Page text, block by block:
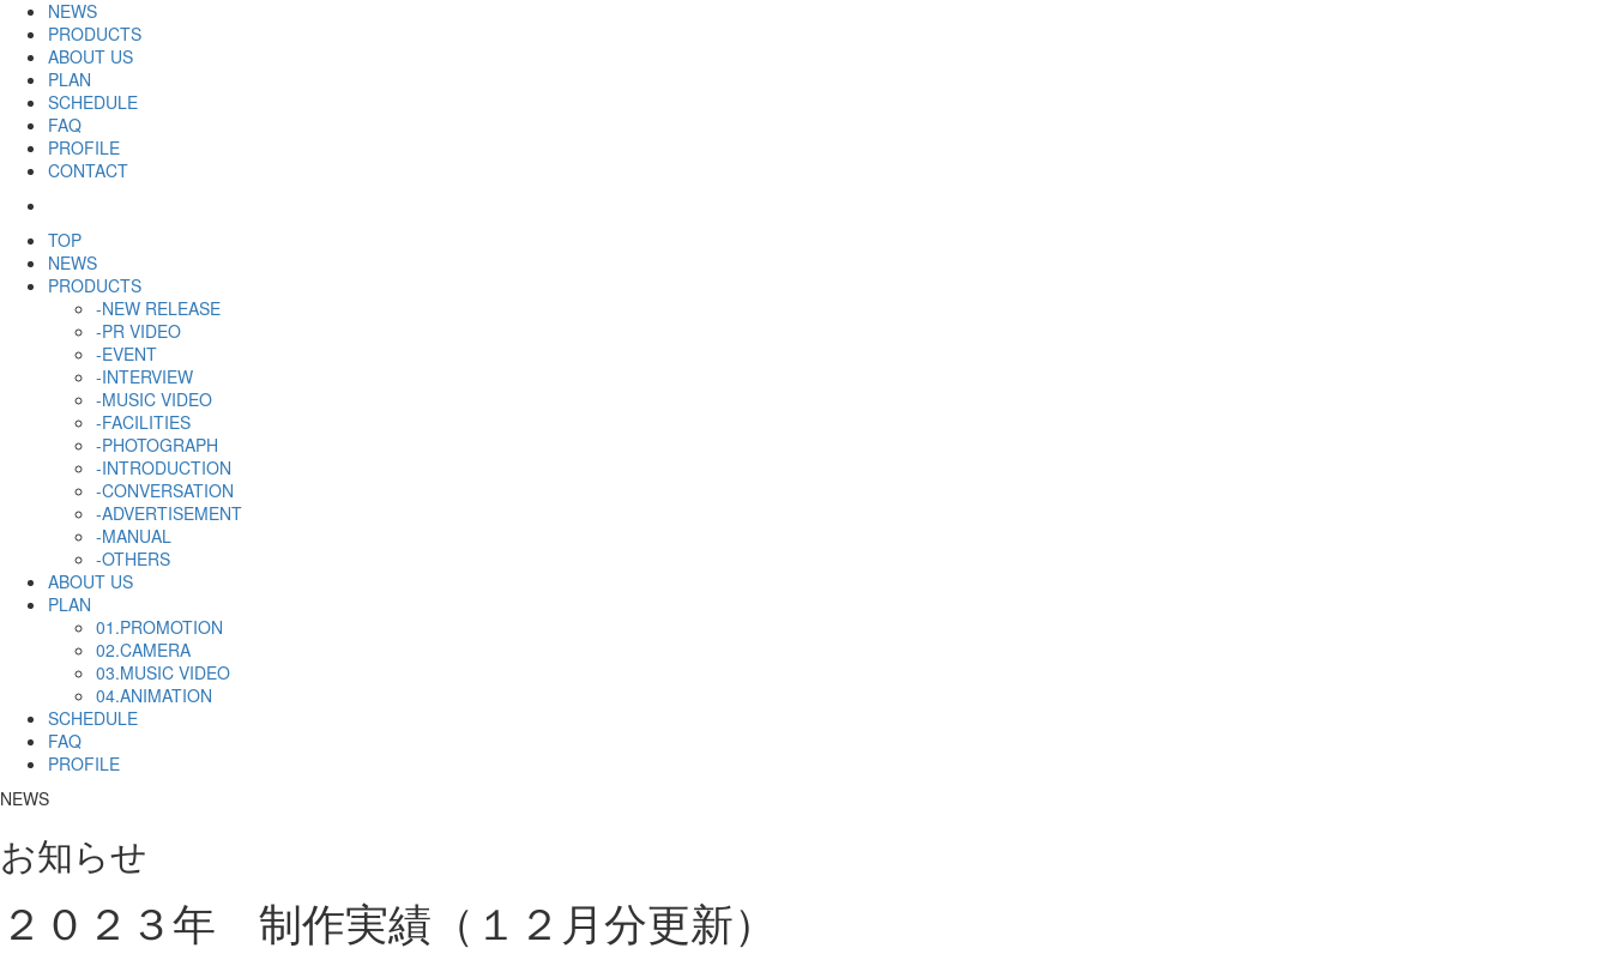
NEWS
PRODUCTS
ABOUT US
PLAN
SCHEDULE
FAQ
PROFILE
CONTACT
TOP
NEWS
PRODUCTS
-NEW RELEASE
-PR VIDEO
-EVENT
-INTERVIEW
-MUSIC VIDEO
-FACILITIES
-PHOTOGRAPH
-INTRODUCTION
-CONVERSATION
-ADVERTISEMENT
-MANUAL
-OTHERS
ABOUT US
PLAN
01.PROMOTION
02.CAMERA
03.MUSIC VIDEO
04.ANIMATION
SCHEDULE
FAQ
PROFILE
NEWS
お知らせ
２０２３年 制作実績（１２月分更新）